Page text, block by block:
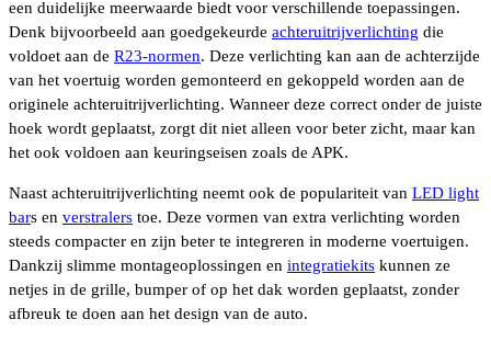
een duidelijke meerwaarde biedt voor verschillende toepassingen.
Denk bijvoorbeeld aan goedgekeurde achteruitrijverlichting die
voldoet aan de R23-normen. Deze verlichting kan aan de achterzijde
van het voertuig worden gemonteerd en gekoppeld worden aan de
originele achteruitrijverlichting. Wanneer deze correct onder de juiste
hoek wordt geplaatst, zorgt dit niet alleen voor beter zicht, maar kan
het ook voldoen aan keuringseisen zoals de APK.
Naast achteruitrijverlichting neemt ook de populariteit van LED light
bars en verstralers toe. Deze vormen van extra verlichting worden
steeds compacter en zijn beter te integreren in moderne voertuigen.
Dankzij slimme montageoplossingen en integratiekits kunnen ze
netjes in de grille, bumper of op het dak worden geplaatst, zonder
afbreuk te doen aan het design van de auto.